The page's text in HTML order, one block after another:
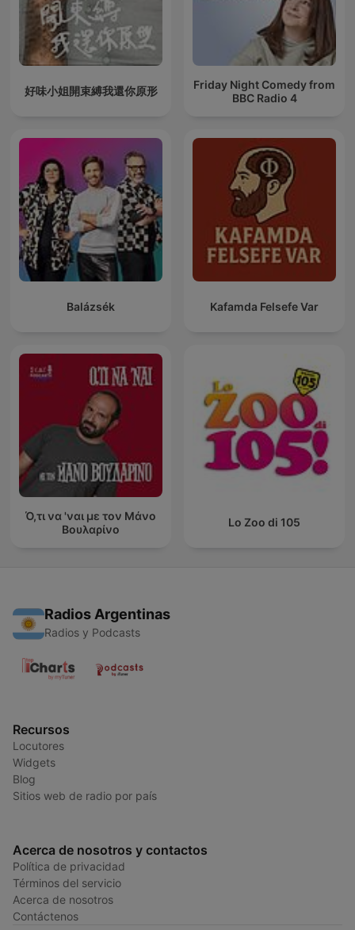
好味小姐開束縛我還你原形
Friday Night Comedy from
BBC Radio 4
Balázsék Kafamda Felsefe Var
Ό,τι να 'ναι με τον Μάνο
Βουλαρίνο
Lo Zoo di 105
Radios Argentinas
Radios y Podcasts
Recursos
Locutores
Widgets
Blog
Sitios web de radio por país
Acerca de nosotros y contactos
Política de privacidad
Términos del servicio
Acerca de nosotros
Contáctenos